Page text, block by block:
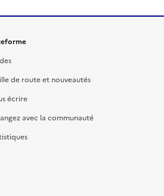
de route et nouveautés
écrire
avec la communauté